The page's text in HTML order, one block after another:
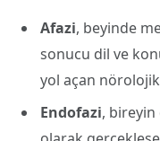
Afazi, beyinde
sonucu dil ve
yol açan
Endofazi, bireyin